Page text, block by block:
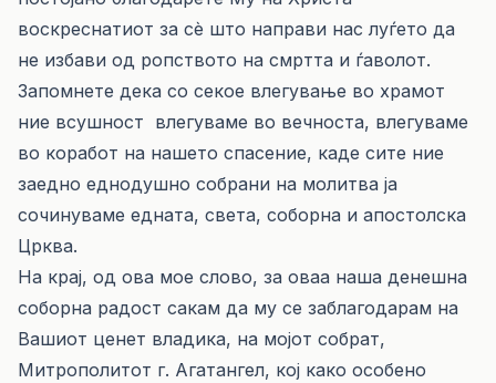
воскреснатиот за сè што направи нас луѓето да
не избави од ропството на смртта и ѓаволот.
Запомнете дека со секое влегување во храмот
ние всушност влегуваме во вечноста, влегуваме
во коработ на нашето спасение, каде сите ние
заедно еднодушно собрани на молитва ја
сочинуваме едната, света, соборна и апостолска
Црква.
На крај, од ова мое слово, за оваа наша денешна
соборна радост сакам да му се заблагодарам на
Вашиот ценет владика, на мојот собрат,
Митрополитот г. Агатангел, кој како особено